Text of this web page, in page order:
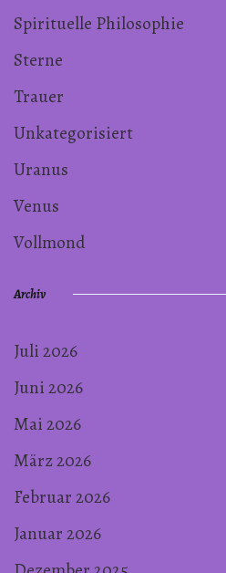
Spirituelle Philosophie
Sterne
Trauer
Unkategorisiert
Uranus
Venus
Vollmond
Archiv
Juli 2026
Juni 2026
Mai 2026
März 2026
Februar 2026
Januar 2026